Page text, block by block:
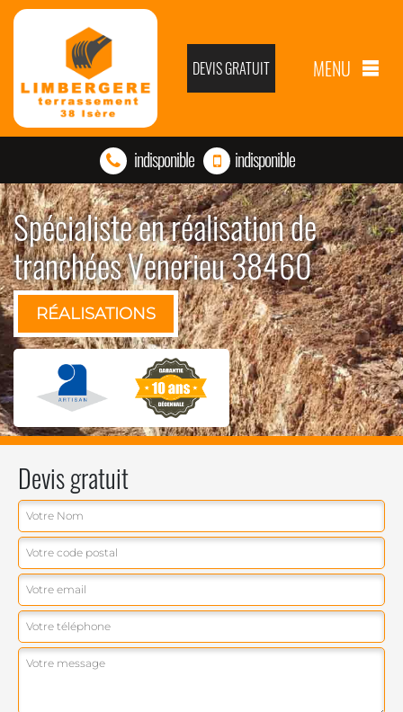
DEVIS GRATUIT MENU
indisponible indisponible
Spécialiste en réalisation de
tranchées Venerieu 38460
RÉALISATIONS
Devis gratuit